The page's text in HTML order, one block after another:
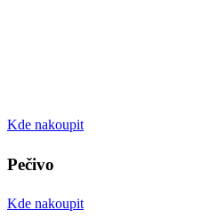
Kde nakoupit
Pečivo
Kde nakoupit